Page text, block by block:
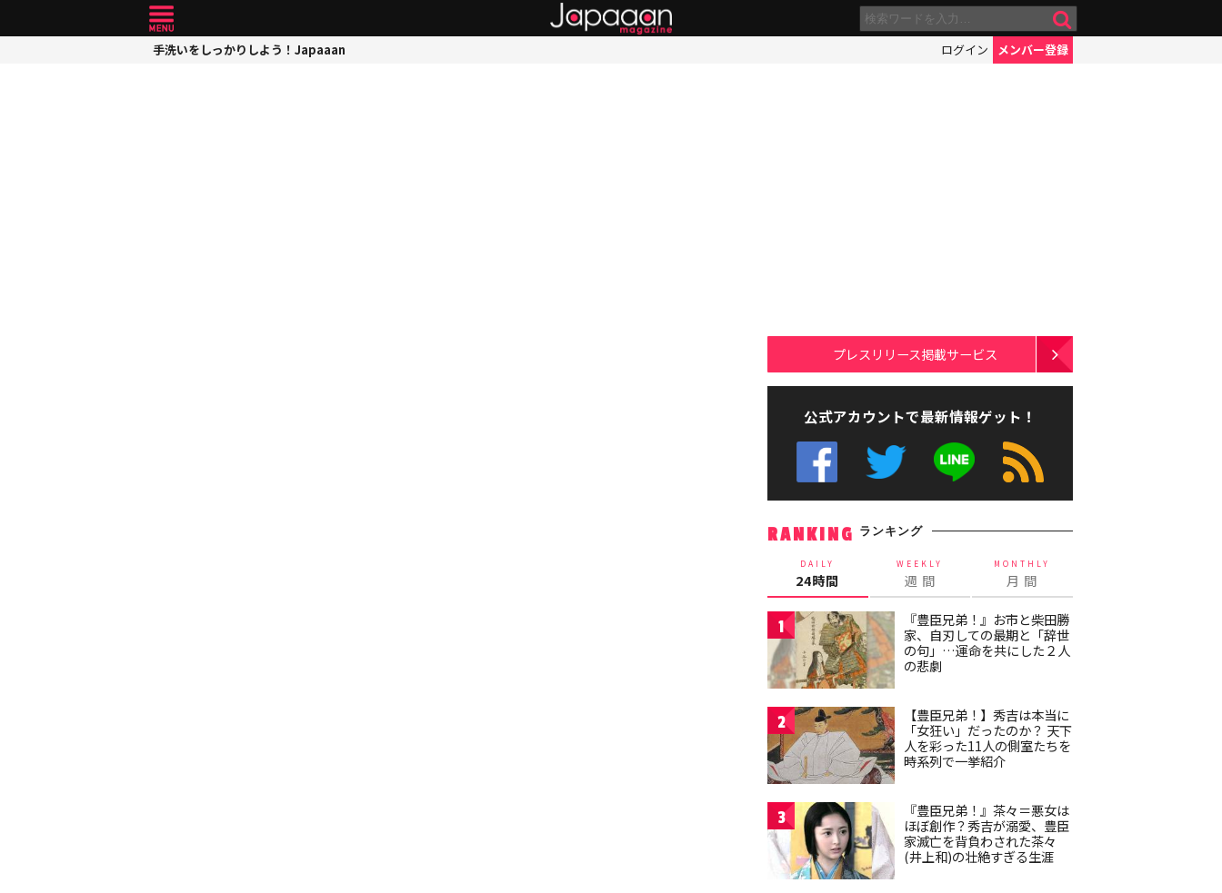
手洗いをしっかりしよう！Japaaan ログイン メンバー登録
プレスリリース掲載サービス
公式アカウントで最新情報ゲット！
RANKING ランキング
DAILY
24時間
WEEKLY
週 間
MONTHLY
月 間
1
『豊臣兄弟！』お市と柴田勝
家、自刃しての最期と「辞世
の句」…運命を共にした２人
の悲劇
2
【豊臣兄弟！】秀吉は本当に
「女狂い」だったのか？ 天下
人を彩った11人の側室たちを
時系列で一挙紹介
3
『豊臣兄弟！』茶々＝悪女は
ほぼ創作？秀吉が溺愛、豊臣
家滅亡を背負わされた茶々
(井上和)の壮絶すぎる生涯